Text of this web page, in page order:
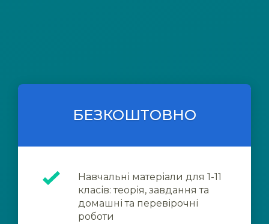
БЕЗКОШТОВНО
Навчальні матеріали для 1-11
класів: теорія, завдання та
домашні та перевірочні
роботи